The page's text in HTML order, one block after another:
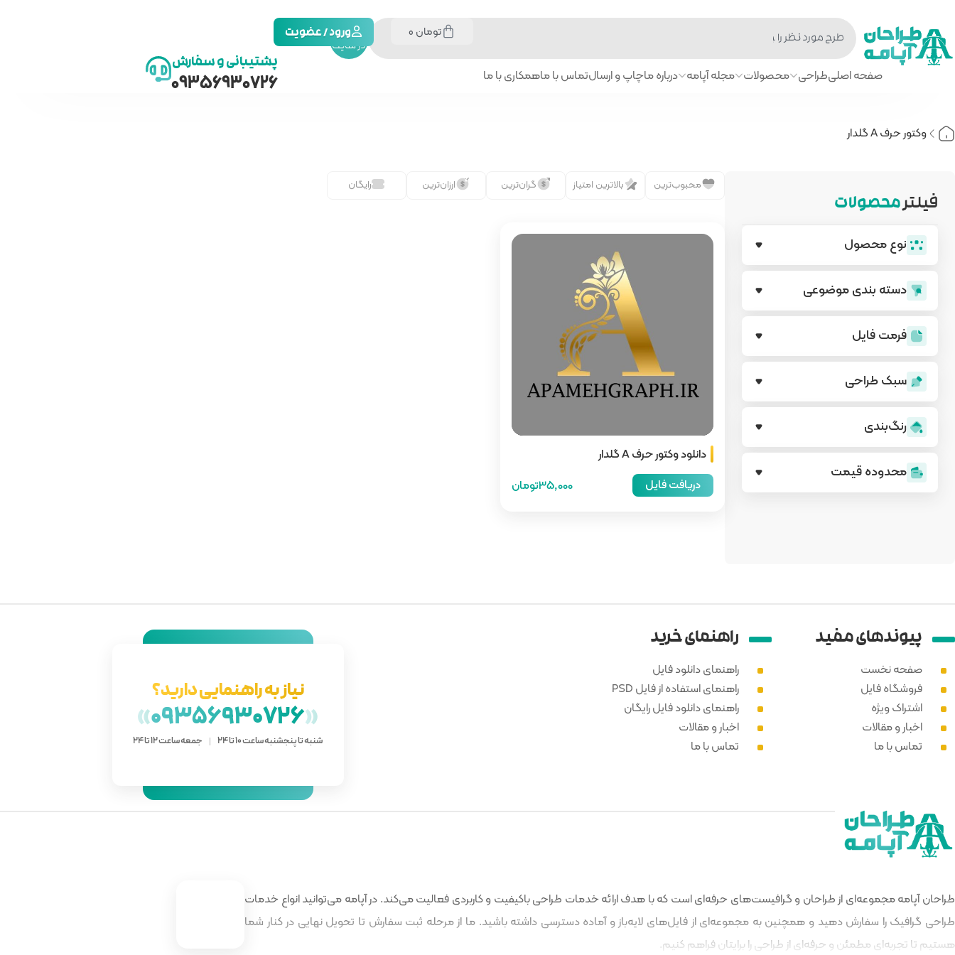
جستجو
در سایت
تومان ورود / عضویت
صفحه اصلیطراحی محصولات مجله آپامه درباره ماچاپ و ارسالتماس با ماهمکاری با ما
پشتیبانی و سفارش
09356930726
وکتور حرف A گلدار
فیلترمحصولات
نوع محصول
دسته بندی‌ موضوعی
فرمت فایل
سبک طراحی
رنگ‌بندی
محدوده قیمت
محبوب‌ترین بالاترین امتیاز گران‌ترین ارزان‌ترین رایگان
دانلود وکتور حرف A گلدار
دریافت فایل
35,000تومان
پیوند‌های مفید
صفحه نخست
فروشگاه فایل
اشتراک ویژه
اخبار و مقالات
تماس با ما
راهنمای خرید
راهنمای دانلود فایل
راهنمای استفاده از فایل PSD
راهنمای دانلود فایل رایگان
اخبار و مقالات
تماس با ما
نیاز به راهنمایی دارید؟
«
09356930726
»
شنبه تا پنجشنبه ساعت 10 تا 24 جمعه ساعت 12 تا 24
طراحان آپامه مجموعه‌ای از طراحان و گرافیست‌های حرفه‌ای است که با هدف ارائه خدمات طراحی باکیفیت و کاربردی فعالیت می‌کند. در آپامه می‌توانید انواع خدمات
طراحی گرافیک را سفارش دهید و همچنین به مجموعه‌ای از فایل‌های لایه‌باز و آماده دسترسی داشته باشید. ما از مرحله ثبت سفارش تا تحویل نهایی در کنار شما
هستیم تا تجربه‌ای مطمئن و حرفه‌ای از طراحی را برایتان فراهم کنیم.